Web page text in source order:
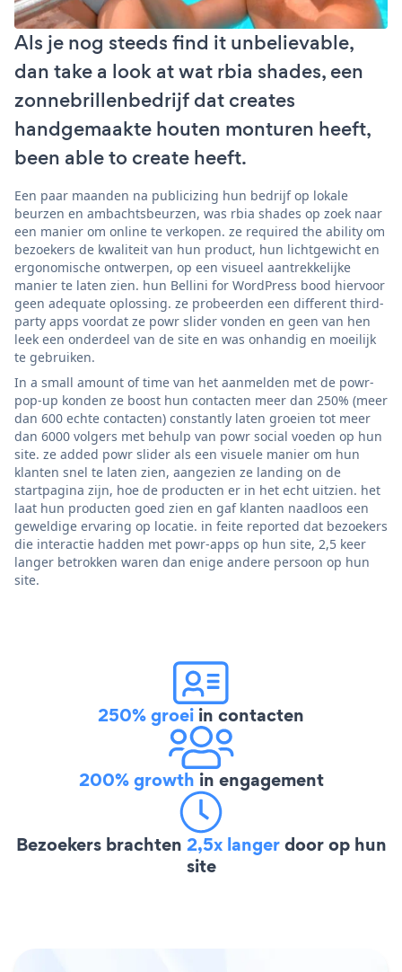
Als je nog steeds find it unbelievable,
dan take a look at wat rbia shades, een
zonnebrillenbedrijf dat creates
handgemaakte houten monturen heeft,
been able to create heeft.
Een paar maanden na publicizing hun bedrijf op lokale
beurzen en ambachtsbeurzen, was rbia shades op zoek naar
een manier om online te verkopen. ze required the ability om
bezoekers de kwaliteit van hun product, hun lichtgewicht en
ergonomische ontwerpen, op een visueel aantrekkelijke
manier te laten zien. hun Bellini for WordPress bood hiervoor
geen adequate oplossing. ze probeerden een different third-
party apps voordat ze powr slider vonden en geen van hen
leek een onderdeel van de site en was onhandig en moeilijk
te gebruiken.
In a small amount of time van het aanmelden met de powr-
pop-up konden ze boost hun contacten meer dan 250% (meer
dan 600 echte contacten) constantly laten groeien tot meer
dan 6000 volgers met behulp van powr social voeden op hun
site. ze added powr slider als een visuele manier om hun
klanten snel te laten zien, aangezien ze landing on de
startpagina zijn, hoe de producten er in het echt uitzien. het
laat hun producten goed zien en gaf klanten naadloos een
geweldige ervaring op locatie. in feite reported dat bezoekers
die interactie hadden met powr-apps op hun site, 2,5 keer
langer betrokken waren dan enige andere persoon op hun
site.
250% groei in contacten
200% growth in engagement
Bezoekers brachten 2,5x langerdoor op hun
site